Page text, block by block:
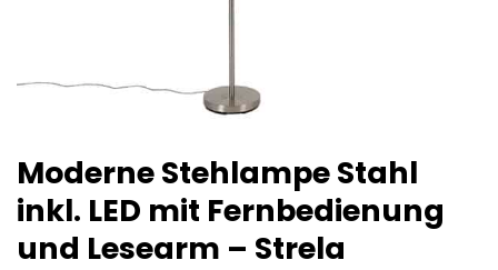
Moderne Stehlampe Stahl
inkl. LED mit Fernbedienung
und Lesearm – Strela